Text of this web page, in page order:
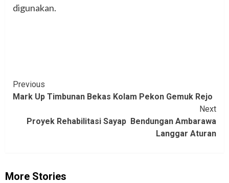
digunakan.
Continue
Reading
Previous
‎Mark Up Timbunan Bekas Kolam Pekon Gemuk Rejo‎
Next
Proyek Rehabilitasi Sayap Bendungan Ambarawa
Langgar Aturan
More Stories